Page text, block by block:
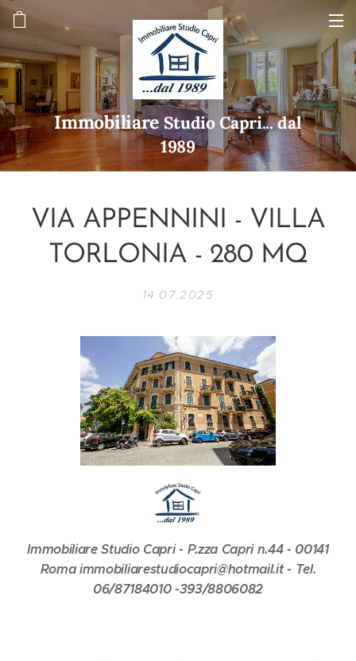
ImmobiliareStudio Capri... dal
1989
VIA APPENNINI - VILLA
TORLONIA - 280 MQ
14.07.2025
Immobiliare Studio Capri - P.zza Capri n.44 - 00141
Roma immobiliarestudiocapri@hotmail.it - Tel.
06/87184010 -393/8806082